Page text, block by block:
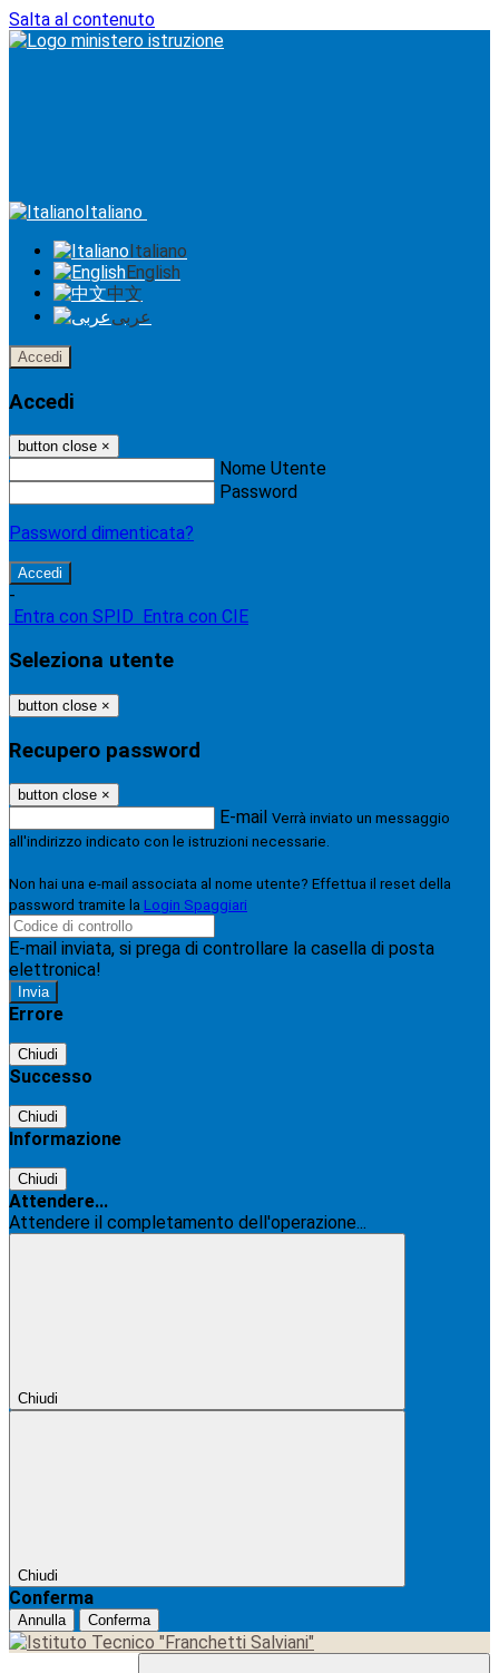
Salta al contenuto
Italiano
Italiano
English
中文
عربى
Accedi
Accedi
button close ×
Nome Utente
Password
Password dimenticata?
-
Entra con SPID
Entra con CIE
Seleziona utente
button close ×
Recupero password
button close ×
E-mail Verrà inviato un messaggio
all'indirizzo indicato con le istruzioni necessarie.
Non hai una e-mail associata al nome utente? Effettua il reset della
password tramite la Login Spaggiari
E-mail inviata, si prega di controllare la casella di posta
elettronica!
Errore
Chiudi
Successo
Chiudi
Informazione
Chiudi
Attendere...
Attendere il completamento dell'operazione...
Chiudi
Chiudi
Conferma
Annulla Conferma